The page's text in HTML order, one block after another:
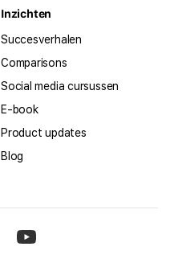
Inzichten
Succesverhalen
Comparisons
Social media cursussen
E-book
Product updates
Blog